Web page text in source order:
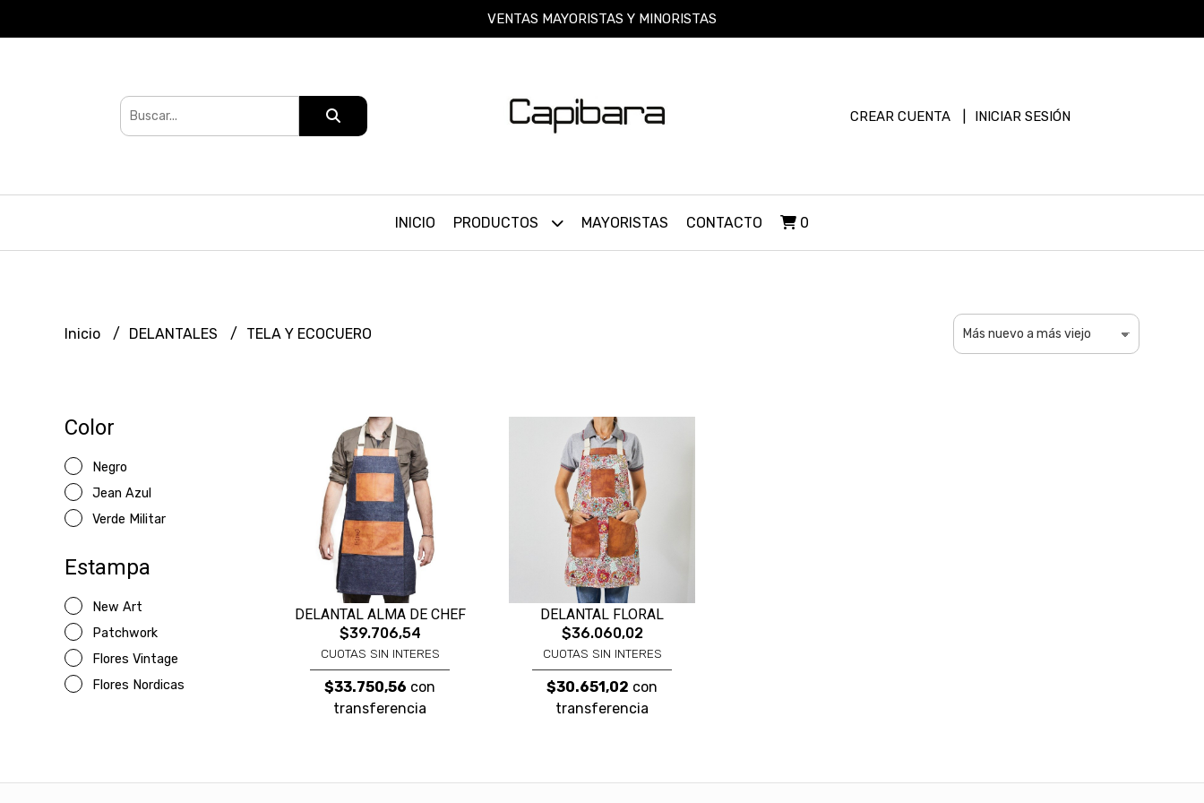
VENTAS MAYORISTAS Y MINORISTAS
CREAR CUENTA INICIAR SESIÓN
INICIO PRODUCTOS MAYORISTAS CONTACTO 0
Inicio DELANTALES TELA Y ECOCUERO
Color
Negro
Jean Azul
Verde Militar
Estampa
New Art
Patchwork
Flores Vintage
Flores Nordicas
DELANTAL ALMA DE CHEF
$39.706,54
CUOTAS SIN INTERES
$33.750,56 con
transferencia
DELANTAL FLORAL
$36.060,02
CUOTAS SIN INTERES
$30.651,02 con
transferencia